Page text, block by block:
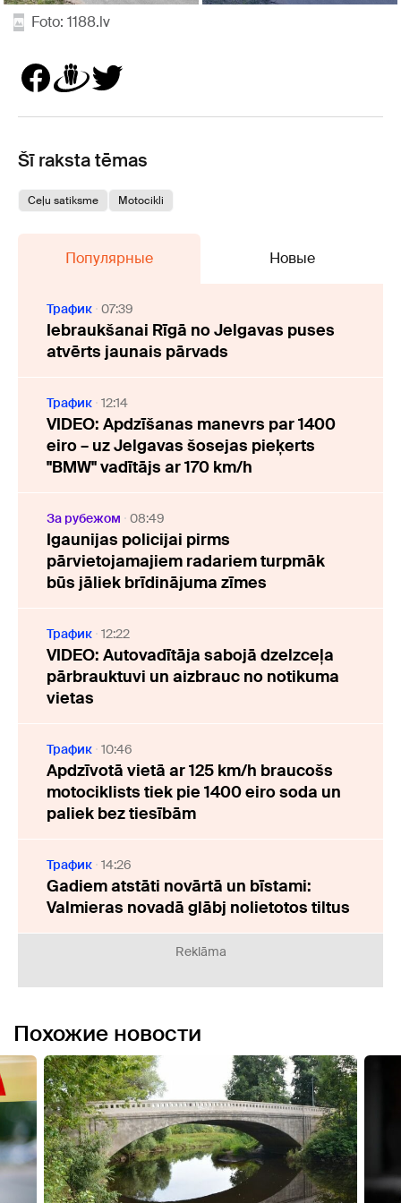
Foto: 1188.lv
Šī raksta tēmas
Ceļu satiksme Motocikli
Популярные Новые
Трафик 07:39
Iebraukšanai Rīgā no Jelgavas puses
atvērts jaunais pārvads
Трафик 12:14
VIDEO: Apdzīšanas manevrs par 1400
eiro – uz Jelgavas šosejas pieķerts
"BMW" vadītājs ar 170 km/h
За рубежом 08:49
Igaunijas policijai pirms
pārvietojamajiem radariem turpmāk
būs jāliek brīdinājuma zīmes
Трафик 12:22
VIDEO: Autovadītāja sabojā dzelzceļa
pārbrauktuvi un aizbrauc no notikuma
vietas
Трафик 10:46
Apdzīvotā vietā ar 125 km/h braucošs
motociklists tiek pie 1400 eiro soda un
paliek bez tiesībām
Трафик 14:26
Gadiem atstāti novārtā un bīstami:
Valmieras novadā glābj nolietotos tiltus
Reklāma
Похожие новости